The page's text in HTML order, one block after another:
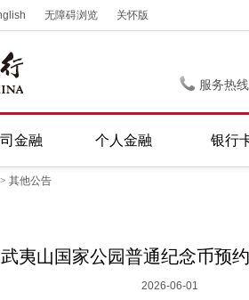
无障碍浏览 关怀版
服务热
金融 个人金融 银行
> 其他公告
武夷山国家公园普通纪念币预
2026-06-01